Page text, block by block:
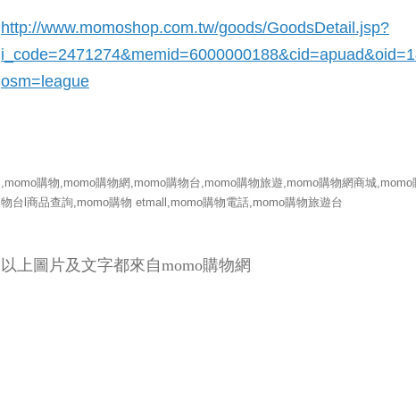
http://www.momoshop.com.tw/goods/GoodsDetail.jsp?
i_code=2471274
osm=league
,momo購物,momo購物網,momo購物台,momo購物旅遊,momo購物網商城,momo
物台l商品查詢,momo購物 etmall,momo購物電話,momo購物旅遊台
以上圖片及文字都來自momo購物網